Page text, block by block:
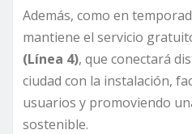
Además, como en
mantiene el servicio
(Línea 4), que conectará
ciudad con la instalación,
usuarios y promoviendo
sostenible.